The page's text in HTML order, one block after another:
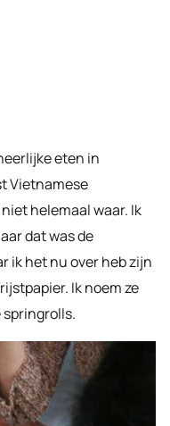
eten in
Vietnamese
helemaal waar. Ik
dat was de
ik het nu over heb zijn
Ik noem ze
springrolls.